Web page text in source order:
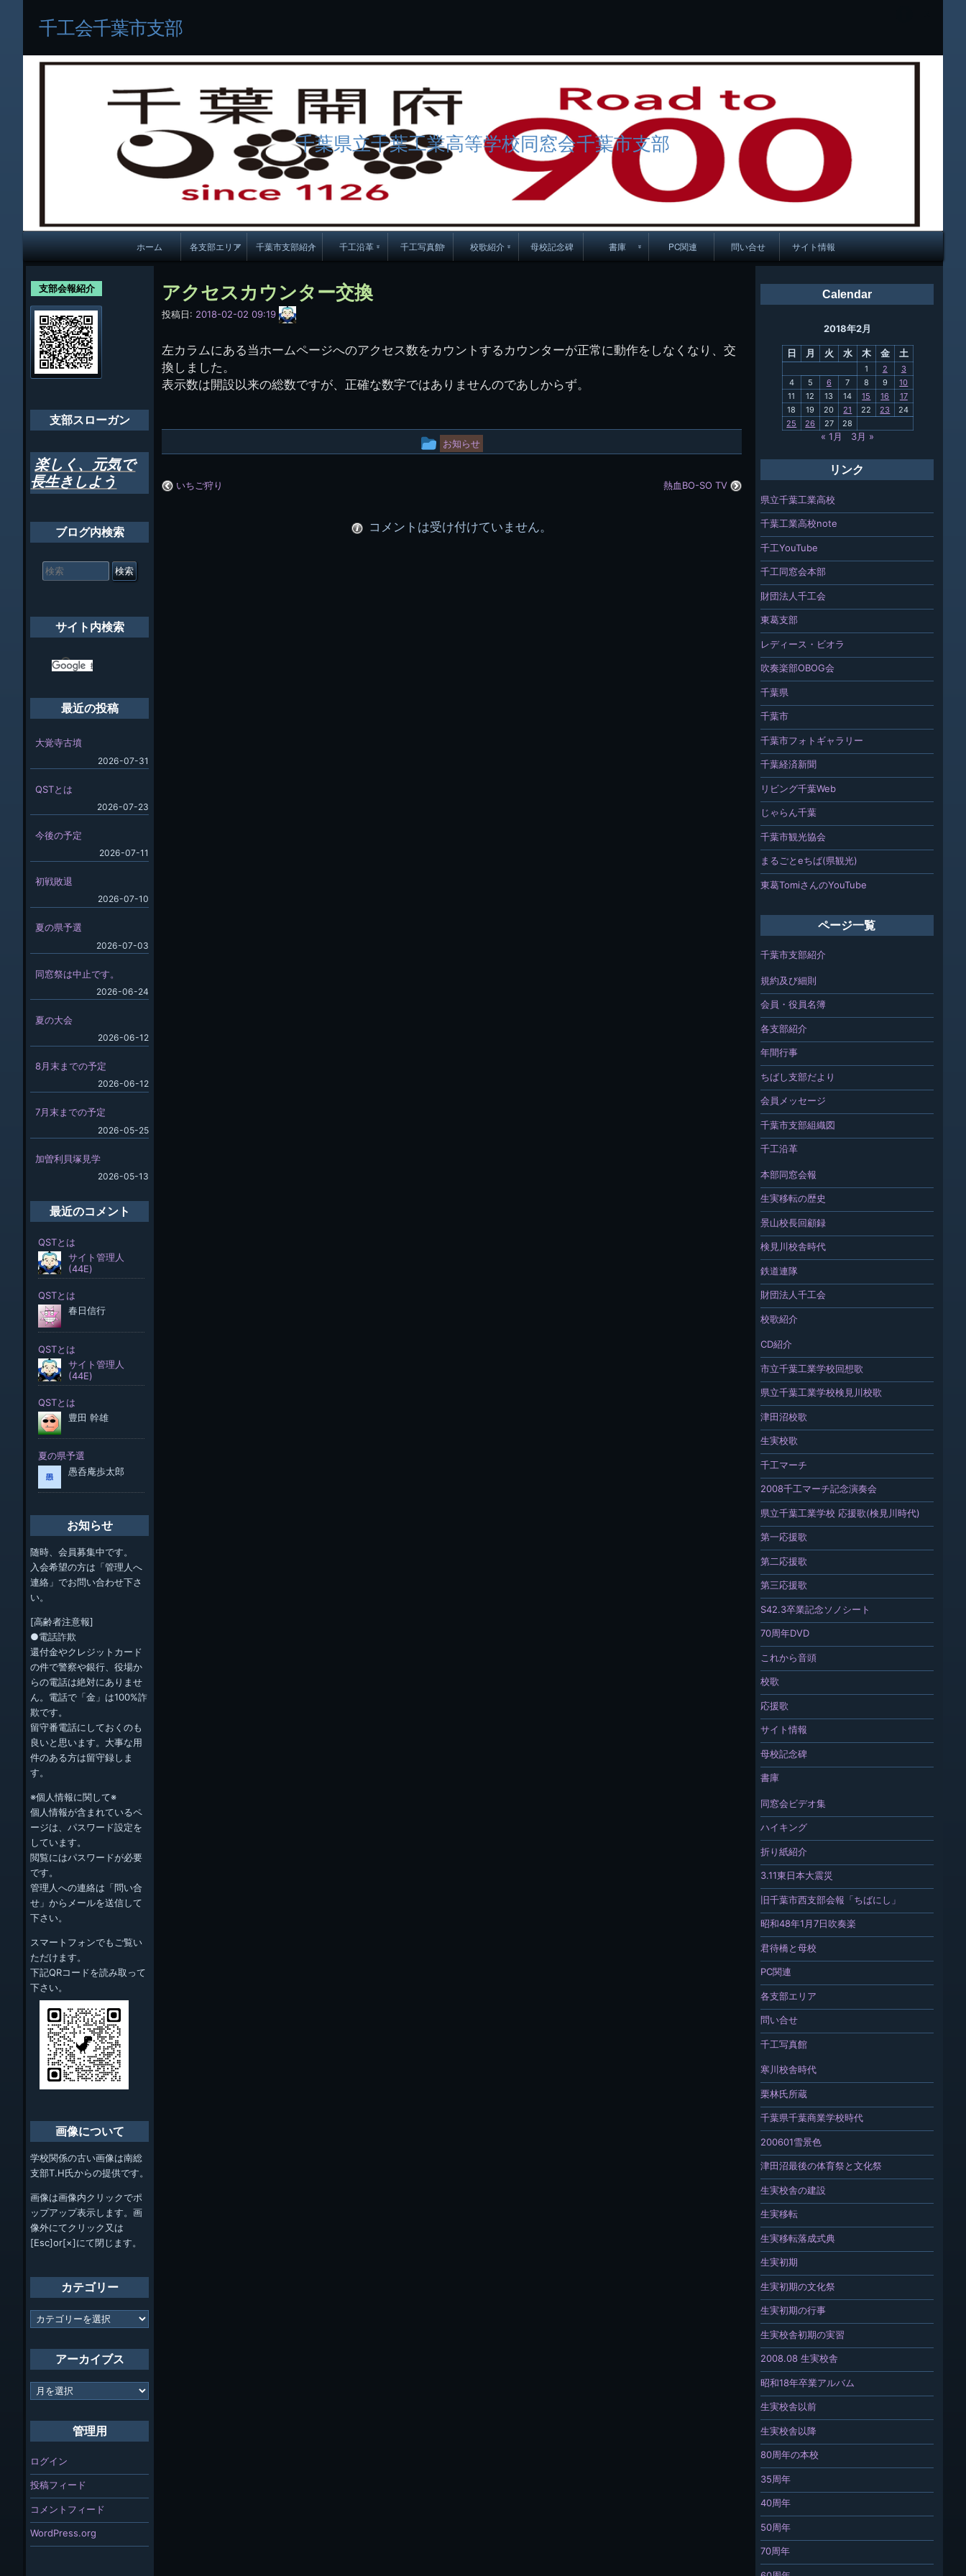
ツ
プ
千工会千葉市支部
千葉県立千葉工業高等学校同窓会千葉市支部
メ
イ
ン
ナ
ビ
ゲ
ー
ョ
ン
ホーム 各支部エリア 千葉市支部紹介
会員・役員名簿
年間行事
千工沿革
生実移転の歴史
財団法人千工会
千工写真館
50周年
千葉商業学校時代
生実校舎以降 生実校舎の建設
生実初期の文化祭
校歌紹介
県立千葉工業学校検
応援歌(検見川時代)
第一応援歌
母校記念碑 書庫 PC関連 問い合せ サイト情報
アクセスカウンター交換
投稿日: 2018-02-02 09:19
サ
イ
管
(44E)
左カラムにある当ホームページへのアクセス数をカウントするカウンターが正常に動作をしなくなり、交
換しました。
表示数は開設以来の総数ですが、正確な数字ではありませんのであしからず。
投
ー
お知らせ
いちご狩り 熱血BO-SO TV
コメントは受け付けていません。
Calendar
2018年2月
日 月 火 水 木 金 土
1 2
3
4
5 6 7 8 9
10
11
12 13 14 15 16
17
18
19 20 21 22 23
24
25
26 27 28
« 1月 3月 »
リンク
県立千葉工業高校
千葉工業高校note
千工YouTube
千工同窓会本部
財団法人千工会
東葛支部
レディース・ビオラ
吹奏楽部OBOG会
千葉県
千葉市
千葉市フォトギャラリー
千葉経済新聞
リビング千葉Web
じゃらん千葉
千葉市観光協会
まるごとeちば(県観光)
東葛TomiさんのYouTube
ページ一覧
千葉市支部紹介
規約及び細則
会員・役員名簿
各支部紹介
年間行事
ちばし支部だより
会員メッセージ
千葉市支部組織図
千工沿革
本部同窓会報
生実移転の歴史
景山校長回顧録
検見川校舎時代
鉄道連隊
財団法人千工会
校歌紹介
CD紹介
市立千葉工業学校回想歌
県立千葉工業学校検見川校歌
津田沼校歌
生実校歌
千工マーチ
2008千工マーチ記念演奏会
県立千葉工業学校 応援歌(検見川時代)
第一応援歌
第二応援歌
第三応援歌
S42.3卒業記念ソノシート
70周年DVD
これから音頭
校歌
応援歌
サイト情報
母校記念碑
書庫
同窓会ビデオ集
ハイキング
折り紙紹介
3.11東日本大震災
旧千葉市西支部会報「ちばにし」
昭和48年1月7日吹奏楽
君待橋と母校
PC関連
各支部エリア
問い合せ
千工写真館
寒川校舎時代
栗林氏所蔵
千葉県千葉商業学校時代
200601雪景色
津田沼最後の体育祭と文化祭
生実校舎の建設
生実移転
生実移転落成式典
生実初期
生実初期の文化祭
生実初期の行事
生実校舎初期の実習
2008.08 生実校舎
昭和18年卒業アルバム
生実校舎以前
生実校舎以降
80周年の本校
35周年
40周年
50周年
70周年
支部会報紹介
支部スローガン
楽しく、元気で
長生きしよう
ブログ内検索
索
サイト内検索
最近の投稿
大覚寺古墳
2026-07-31
QSTとは
2026-07-23
今後の予定
2026-07-11
初戦敗退
2026-07-10
夏の県予選
2026-07-03
同窓祭は中止です。
2026-06-24
夏の大会
2026-06-12
8月末までの予定
2026-06-12
7月末までの予定
2026-05-25
加曽利貝塚見学
2026-05-13
最近のコメント
お知らせ
随時、会員募集中です。
入会希望の方は「管理人へ
連絡」でお問い合わせ下さ
い。
[高齢者注意報]
●電話詐欺
還付金やクレジットカード
の件で警察や銀行、役場か
らの電話は絶対にありませ
ん。電話で「金」は100%詐
欺です。
留守番電話にしておくのも
良いと思います。大事な用
件のある方は留守録しま
す。
※個人情報に関して※
個人情報が含まれているペ
ージは、パスワード設定を
しています。
閲覧にはパスワードが必要
です。
管理人への連絡は「問い合
せ」からメールを送信して
下さい。
スマートフォンでもご覧い
ただけます。
下記QRコードを読み取って
下さい。
画像について
学校関係の古い画像は南総
支部T.H氏からの提供です。
画像は画像内クリックでポ
ップアップ表示します。画
像外にてクリック又は
[Esc]or[×]にて閉じます。
カテゴリー
カ
テ
ー
アーカイブス
ア
ー
管理用
ログイン
投稿フィード
コメントフィード
WordPress.org